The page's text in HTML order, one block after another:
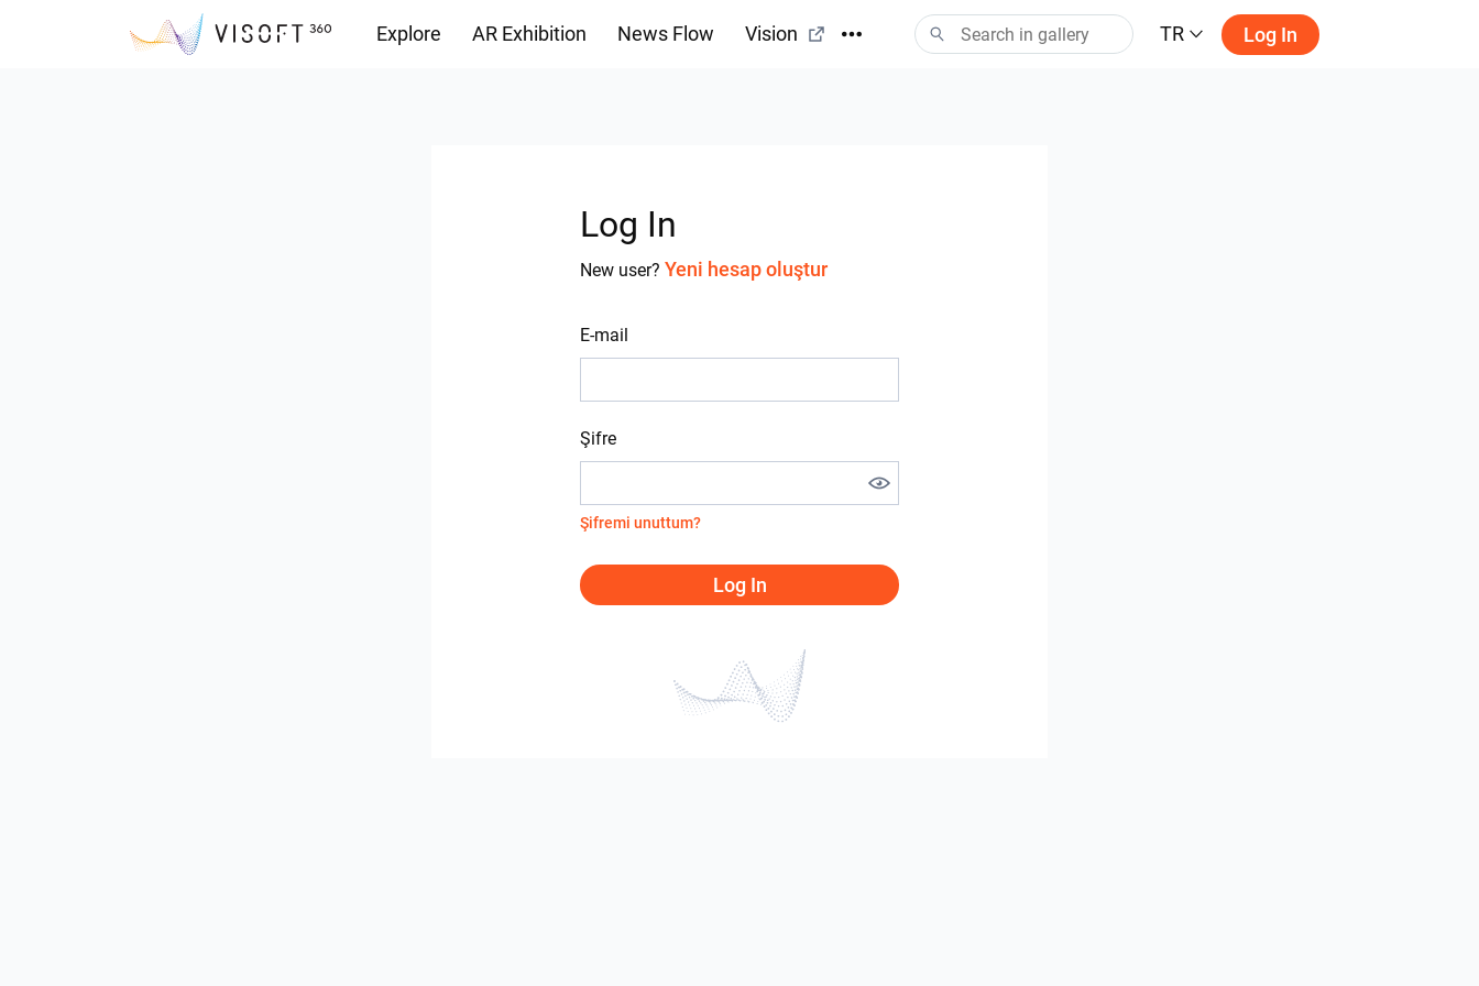
Explore AR Exhibition News Flow Vision TR Log In
Log In
New user? Yeni hesap oluştur
E-mail
Şifre
Şifremi unuttum?
Log In